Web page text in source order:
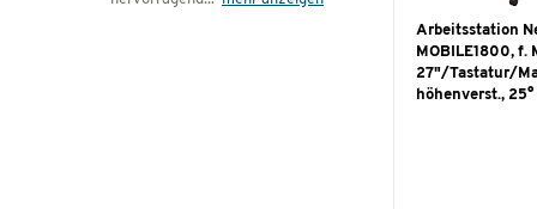
Arbeitsstation
MOBILE1800, f.
27"/Tastatur/
höhenverst.,